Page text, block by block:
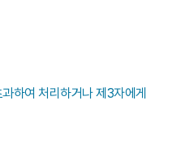
하여 처리하거나 제3자에게